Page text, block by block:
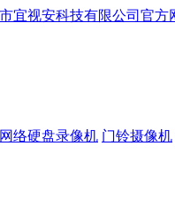
网络硬盘录像机 门铃摄像机